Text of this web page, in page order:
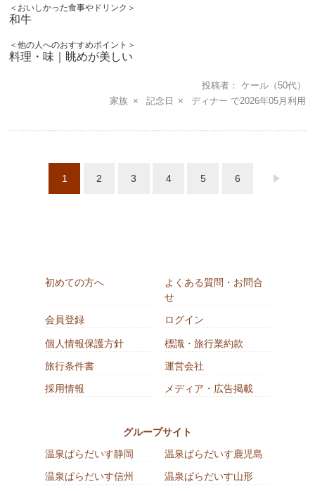
＜おいしかった食事やドリンク＞
和牛
＜他の人へのおすすめポイント＞
料理・味｜眺めが美しい
投稿者 ケール （50代）
家族
記念日 ディナー 2026年05月
1 2 3 4 5 6
初めての方へ
よくある質問・お問合
せ
会員登録
ログイン
個人情報保護方針
標識・旅行業約款
旅行条件書
運営会社
採用情報
メディア・広告掲載
グループサイト
温泉ぱらだいす静岡
温泉ぱらだいす鹿児島
温泉ぱらだいす信州
温泉ぱらだいす山形